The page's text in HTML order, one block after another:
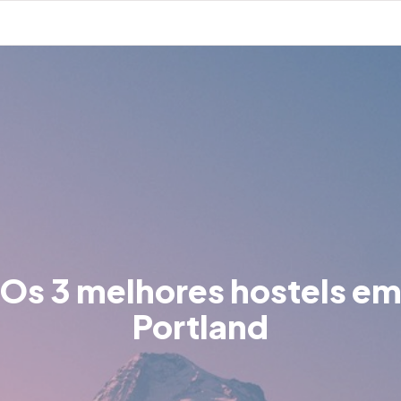
Os 3 melhores hostels em
Portland